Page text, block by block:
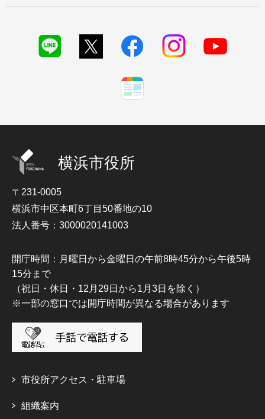
横浜市役所
〒231-0005
横浜市中区本町6丁目50番地の10
法人番号：3000020141003
開庁時間：月曜日から金曜日の午前8時45分から午後5時
15分まで
（祝日・休日・12月29日から1月3日を除く）
※一部の窓口では開庁時間が異なる場合があります
市役所アクセス・駐車場
組織案内